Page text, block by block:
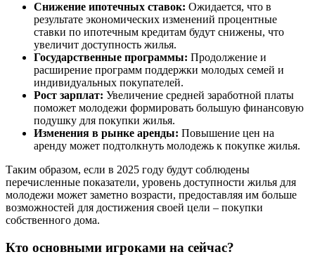
Снижение ипотечных ставок: Ожидается, что в
результате экономических изменений процентные
ставки по ипотечным кредитам будут снижены, что
увеличит доступность жилья.
Государственные программы: Продолжение и
расширение программ поддержки молодых семей и
индивидуальных покупателей.
Рост зарплат: Увеличение средней заработной платы
поможет молодежи формировать большую финансовую
подушку для покупки жилья.
Изменения в рынке аренды: Повышение цен на
аренду может подтолкнуть молодежь к покупке жилья.
Таким образом, если в 2025 году будут соблюдены
перечисленные показатели, уровень доступности жилья для
молодежи может заметно возрасти, предоставляя им больше
возможностей для достижения своей цели – покупки
собственного дома.
Кто основными игроками на сейчас?